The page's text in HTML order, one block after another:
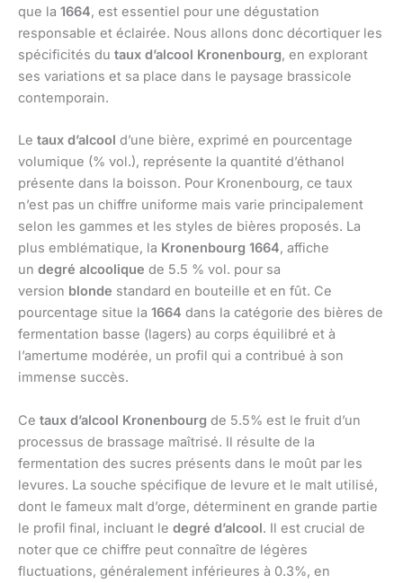
que la 1664, est essentiel pour une dégustation
responsable et éclairée. Nous allons donc décortiquer les
spécificités du taux d’alcool Kronenbourg, en explorant
ses variations et sa place dans le paysage brassicole
contemporain.
Le taux d’alcool d’une bière, exprimé en pourcentage
volumique (% vol.), représente la quantité d’éthanol
présente dans la boisson. Pour Kronenbourg, ce taux
n’est pas un chiffre uniforme mais varie principalement
selon les gammes et les styles de bières proposés. La
plus emblématique, la Kronenbourg 1664, affiche
un degré alcoolique de 5.5 % vol. pour sa
version blonde standard en bouteille et en fût. Ce
pourcentage situe la 1664 dans la catégorie des bières de
fermentation basse (lagers) au corps équilibré et à
l’amertume modérée, un profil qui a contribué à son
immense succès.
Ce taux d’alcool Kronenbourg de 5.5% est le fruit d’un
processus de brassage maîtrisé. Il résulte de la
fermentation des sucres présents dans le moût par les
levures. La souche spécifique de levure et le malt utilisé,
dont le fameux malt d’orge, déterminent en grande partie
le profil final, incluant le degré d’alcool. Il est crucial de
noter que ce chiffre peut connaître de légères
fluctuations, généralement inférieures à 0.3%, en